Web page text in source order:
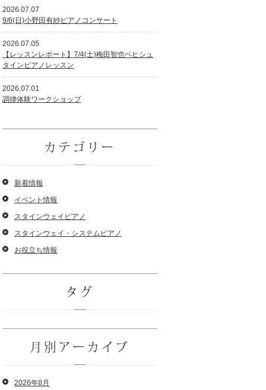
2026.07.07
9/6(日)小野田有紗ピアノコンサート
2026.07.05
【レッスンレポート】7/4(土)梅田智也ベヒシュ
タインピアノレッスン
2026.07.01
調律体験ワークショップ
カテゴリー
新着情報
イベント情報
スタインウェイピアノ
スタインウェイ・システムピアノ
お役立ち情報
タグ
月別アーカイブ
2026年8月